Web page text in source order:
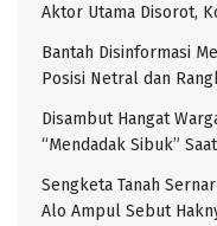
Aktor Utama Disorot,
Bantah Disinformasi
Posisi Netral dan
Disambut Hangat
“Mendadak Sibuk”
Sengketa Tanah
Alo Ampul Sebut